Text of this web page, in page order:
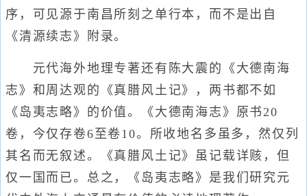
序，可见源于南昌所刻之单行本，而不是出自
《清源续志》附录。
元代海外地理专著还有陈大震的《大德南海
志》和周达观的《真腊风土记》，两书都不如
《岛夷志略》的价值。《大德南海志》原书20
卷，今仅存卷6至卷10。所收地名多虽多，然仅列
其名而无叙述。《真腊风土记》虽记载详赅，但
仅一国而已。总之，《岛夷志略》是我们研究元